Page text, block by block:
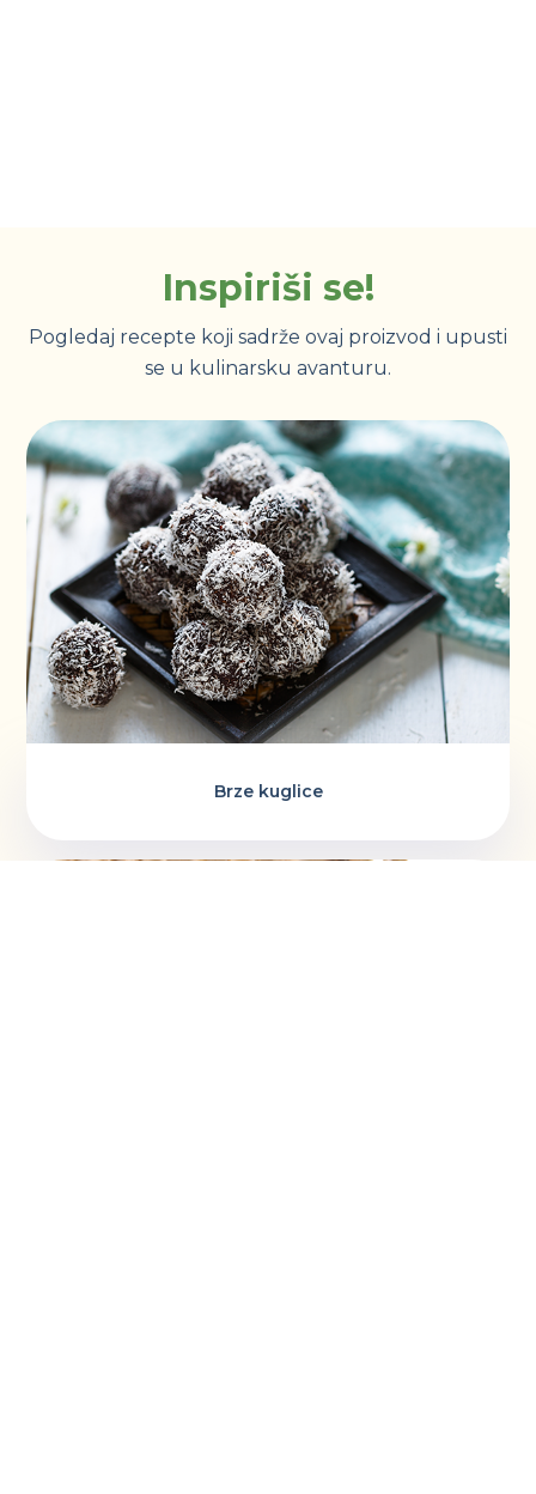
Inspiriši se!
Pogledaj recepte koji sadrže ovaj proizvod i upusti
se u kulinarsku avanturu.
Brze kuglice